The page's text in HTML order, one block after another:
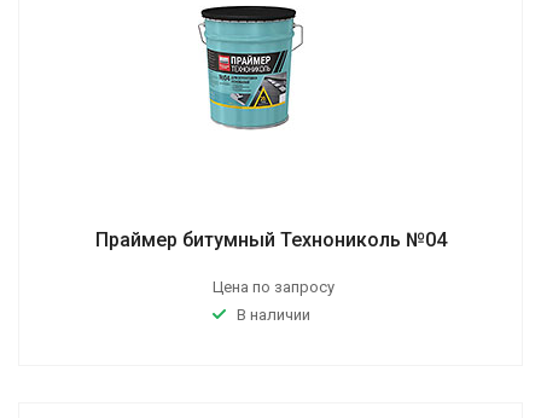
Праймер битумный Технониколь №04
Цена по запросу
В наличии